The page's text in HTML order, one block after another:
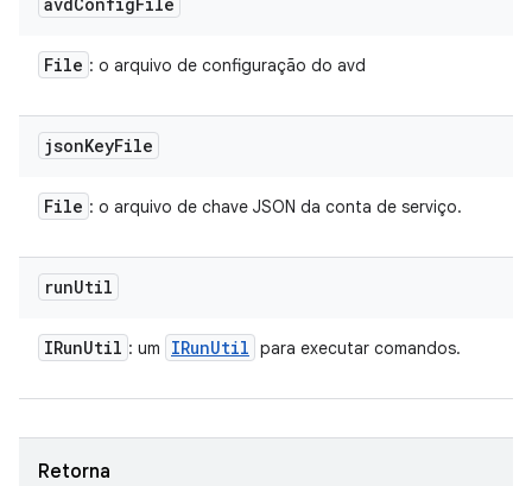
File : o arquivo de configuração do avd
jsonKeyFile
File : o arquivo de chave JSON da conta de serviço.
runUtil
IRunUtil : um IRunUtil para executar comandos.
Retorna